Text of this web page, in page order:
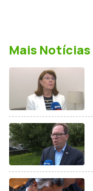
Mais Notícias